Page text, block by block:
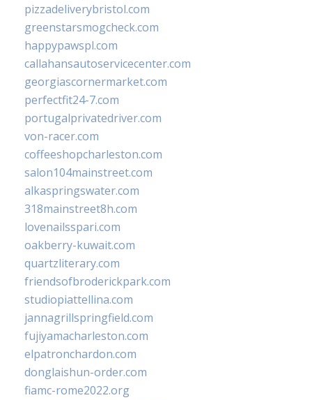
pizzadeliverybristol.com
greenstarsmogcheck.com
happypawspl.com
callahansautoservicecenter.com
georgiascornermarket.com
perfectfit24-7.com
portugalprivatedriver.com
von-racer.com
coffeeshopcharleston.com
salon104mainstreet.com
alkaspringswater.com
318mainstreet8h.com
lovenailsspari.com
oakberry-kuwait.com
quartzliterary.com
friendsofbroderickpark.com
studiopiattellina.com
jannagrillspringfield.com
fujiyamacharleston.com
elpatronchardon.com
donglaishun-order.com
fiamc-rome2022.org